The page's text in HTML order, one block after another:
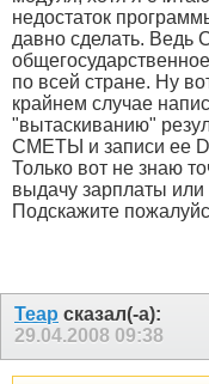
недостаток
давно сделать. Ведь
по всей стране. Ну
крайнем случае
"вытаскиванию"
СМЕТЫ и записи ее
Только вот не знаю
выдачу зарплаты или
Подскажите
Teap сказал(-а):
29.04.2008 09:38